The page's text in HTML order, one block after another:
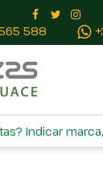
588
COLECTOR